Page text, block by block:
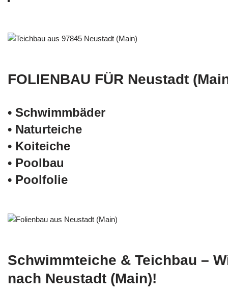
FOLIENBAU FÜR Neustadt
• Schwimm­bäder
• Naturteiche
• Koiteiche
• Poolbau
• Poolfolie
Schwimmteiche & Teichbau –
nach Neustadt (Main)!